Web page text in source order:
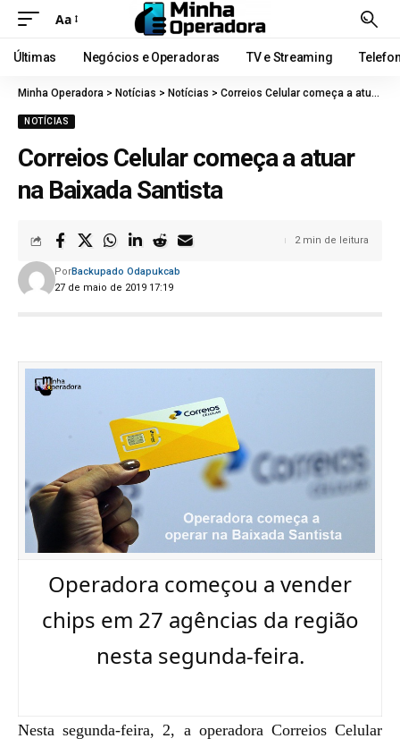
Aa
Últimas Negócios e Operadoras TV e Streaming
Minha Operadora > Notícias > Notícias > Correios Celular começa a atuar na Baixada Santista
NOTÍCIAS
Correios Celular começa a atuar
na Baixada Santista
27 de maio de 2019 17:19
PorBackupado Odapukcab
2 min de leitura
Operadora começou a vender
chips em 27 agências da região
nesta segunda-feira.
Nesta segunda-feira, 2, a operadora Correios Celular